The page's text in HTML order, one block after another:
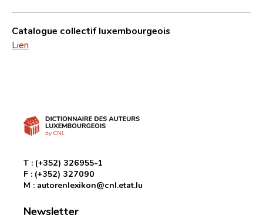
Catalogue collectif luxembourgeois
Lien
T : (+352) 326955-1
F : (+352) 327090
M : autorenlexikon@cnl.etat.lu
Newsletter